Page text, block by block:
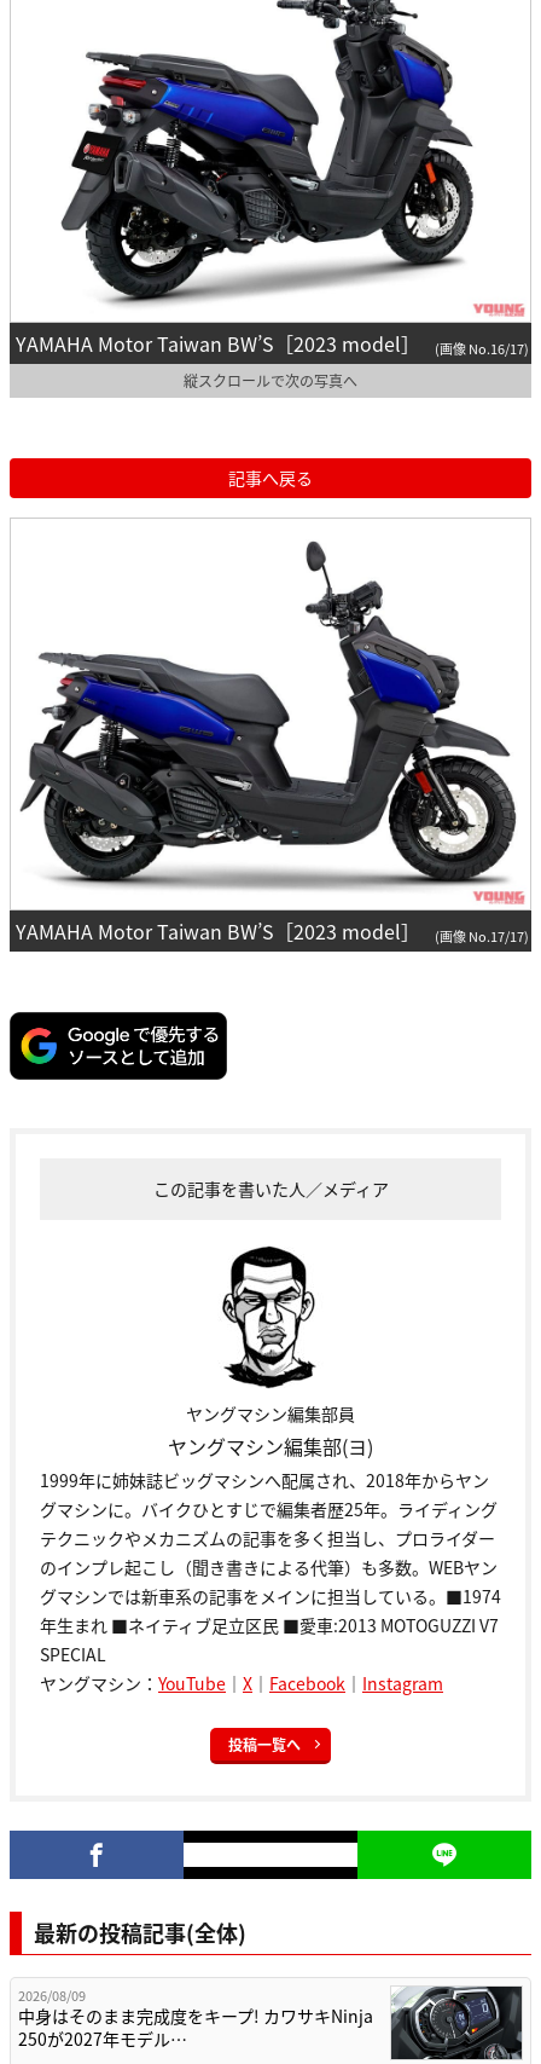
YAMAHA Motor Taiwan BW’S［2023 model］ (画像 No.16/17)
縦スクロールで次の写真へ
記事へ戻る
YAMAHA Motor Taiwan BW’S［2023 model］ (画像 No.17/17)
この記事を書いた人／メディア
ヤングマシン編集部員
ヤングマシン編集部(ヨ)
1999年に姉妹誌ビッグマシンへ配属され、2018年からヤン
グマシンに。バイクひとすじで編集者歴25年。ライディング
テクニックやメカニズムの記事を多く担当し、プロライダー
のインプレ起こし（聞き書きによる代筆）も多数。WEBヤン
グマシンでは新車系の記事をメインに担当している。■1974
年生まれ ■ネイティブ足立区民 ■愛車:2013 MOTOGUZZI V7
SPECIAL
ヤングマシン： YouTube ｜ X ｜ Facebook ｜ Instagram
投稿一覧へ
最新の投稿記事(全体)
2026/08/09
中身はそのまま完成度をキープ! カワサキNinja
250が2027年モデル…